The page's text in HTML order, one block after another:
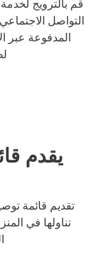
قم بالترويج
التواصل
المدفوعة عبر
يقدم
تقديم قائمة
تناولها في